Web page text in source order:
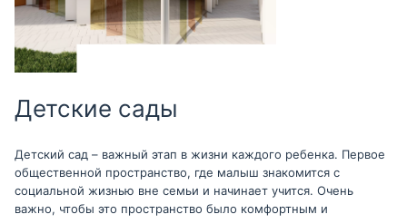
Детские сады
Детский сад – важный этап в жизни каждого ребенка. Первое
общественной пространство, где малыш знакомится с
социальной жизнью вне семьи и начинает учится. Очень
важно, чтобы это пространство было комфортным и